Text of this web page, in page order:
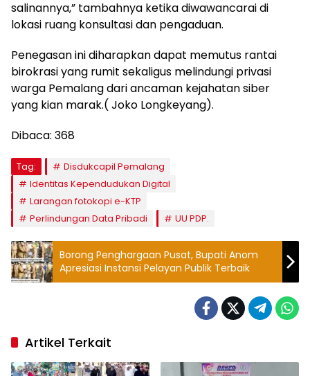
salinannya,” tambahnya ketika diwawancarai di
lokasi ruang konsultasi dan pengaduan.
​Penegasan ini diharapkan dapat memutus rantai
birokrasi yang rumit sekaligus melindungi privasi
warga Pemalang dari ancaman kejahatan siber
yang kian marak.( Joko Longkeyang).
Dibaca: 368
Tag:
Disdukcapil Pemalang
Identitas Kependudukan Digital
Larangan fotokopi e-KTP
Perlindungan Data Pribadi
UU PDP.
Borong Penghargaan Pusat, Bupati Anom
Apresiasi Instansi Pelayan Publik Terbaik
Artikel Terkait